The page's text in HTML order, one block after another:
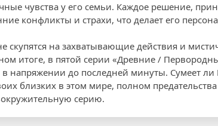
чувства у его семьи. Каждое решение,
конфликты и страхи, что делает его
скупятся на захватывающие действия и
итоге, в пятой серии «Древние /
напряжении до последней минуты. Сумеет ли
близких в этом мире, полном
серию.